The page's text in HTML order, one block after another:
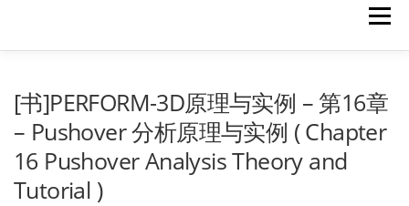
Menu
[自编程序] [软件笔记] [仿真分析] [出版物]
[书]PERFORM-3D原理与实例 – 第16章
– Pushover 分析原理与实例 ( Chapter
16 Pushover Analysis Theory and
Tutorial )